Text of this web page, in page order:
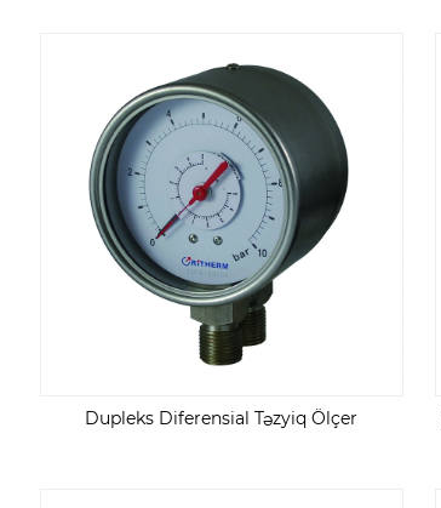
Dupleks Diferensial Təzyiq Ölçer